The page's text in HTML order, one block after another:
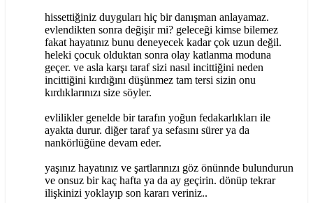
hissettiğiniz duyguları hiç bir danışman anlayamaz.
evlendikten sonra değişir mi? geleceği kimse bilemez
fakat hayatınız bunu deneyecek kadar çok uzun değil.
heleki çocuk olduktan sonra olay katlanma moduna
geçer. ve asla karşı taraf sizi nasıl incittiğini neden
incittiğini kırdığını düşünmez tam tersi sizin onu
kırdıklarınızı size söyler.
evlilikler genelde bir tarafın yoğun fedakarlıkları ile
ayakta durur. diğer taraf ya sefasını sürer ya da
nankörlüğüne devam eder.
yaşınız hayatınız ve şartlarınızı göz önünnde bulundurun
ve onsuz bir kaç hafta ya da ay geçirin. dönüp tekrar
ilişkinizi yoklayıp son kararı veriniz..